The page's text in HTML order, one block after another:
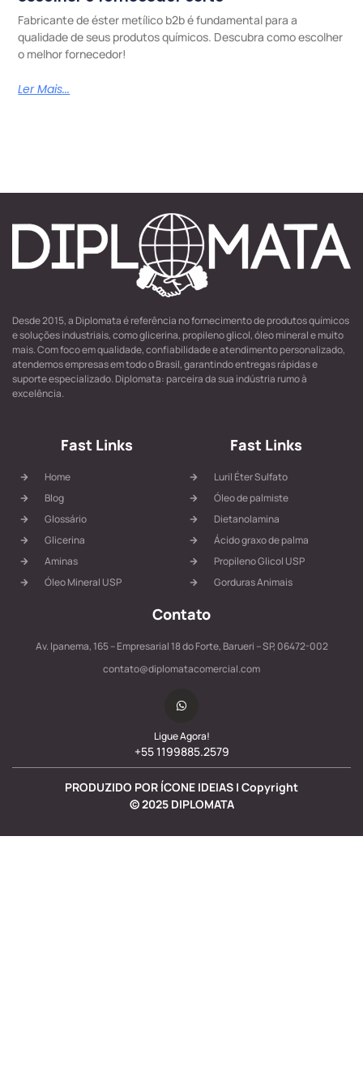
Fabricante de éster metílico b2b é fundamental para a
qualidade de seus produtos químicos. Descubra como escolher
o melhor fornecedor!
Ler Mais...
Desde 2015, a Diplomata é referência no fornecimento de produtos químicos
e soluções industriais, como glicerina, propileno glicol, óleo mineral e muito
mais. Com foco em qualidade, confiabilidade e atendimento personalizado,
atendemos empresas em todo o Brasil, garantindo entregas rápidas e
suporte especializado. Diplomata: parceira da sua indústria rumo à
excelência.
Fast Links
Home
Blog
Glossário
Glicerina
Aminas
Óleo Mineral USP
Fast Links
Luril Éter Sulfato
Óleo de palmiste
Dietanolamina
Ácido graxo de palma
Propileno Glicol USP
Gorduras Animais
Contato
Av. Ipanema, 165 – Empresarial 18 do Forte, Barueri – SP, 06472-002
contato@diplomatacomercial.com
Ligue Agora!
+55 1199885.2579
PRODUZIDO POR ÍCONE IDEIAS | Copyright
©2025DIPLOMATA